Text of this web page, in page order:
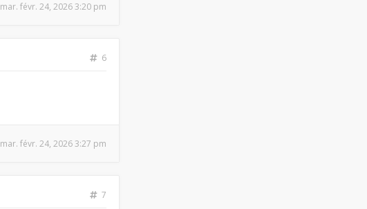
mar. févr. 24, 2026 3:20 pm
6
mar. févr. 24, 2026 3:27 pm
7